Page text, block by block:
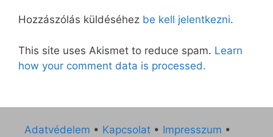
Hozzászólás küldéséhez be kell jelentkezni.
This site uses Akismet to reduce spam. Learn
how your comment data is processed.
Adatvédelem • Kapcsolat • Impresszum •